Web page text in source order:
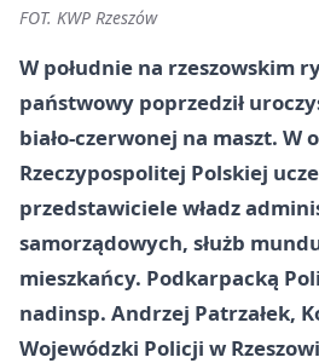
FOT. KWP Rzeszów
W południe na rzeszowskim
państwowy poprzedził
biało-czerwonej na maszt. W
Rzeczypospolitej Polskiej
przedstawiciele władz
samorządowych, służb
mieszkańcy. Podkarpacką
nadinsp. Andrzej Patrzałek,
Wojewódzki Policji w